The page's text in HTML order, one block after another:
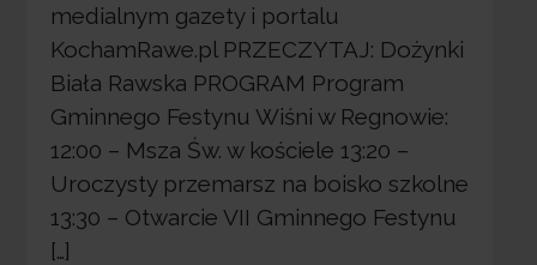
medialnym gazety i portalu
KochamRawe.pl PRZECZYTAJ: Dożynki
Biała Rawska PROGRAM Program
Gminnego Festynu Wiśni w Regnowie:
12:00 – Msza Św. w kościele 13:20 –
Uroczysty przemarsz na boisko szkolne
13:30 – Otwarcie VII Gminnego Festynu
[…]